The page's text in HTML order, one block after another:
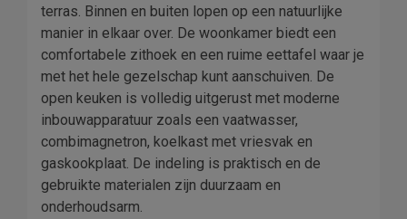
terras. Binnen en buiten lopen op een natuurlijke
manier in elkaar over. De woonkamer biedt een
comfortabele zithoek en een ruime eettafel waar je
met het hele gezelschap kunt aanschuiven. De
open keuken is volledig uitgerust met moderne
inbouwapparatuur zoals een vaatwasser,
combimagnetron, koelkast met vriesvak en
gaskookplaat. De indeling is praktisch en de
gebruikte materialen zijn duurzaam en
onderhoudsarm.